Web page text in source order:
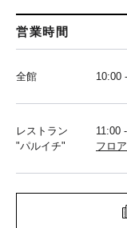
営業時間
全館 10:00
レストラン
"パルイチ"
11:00
フロ